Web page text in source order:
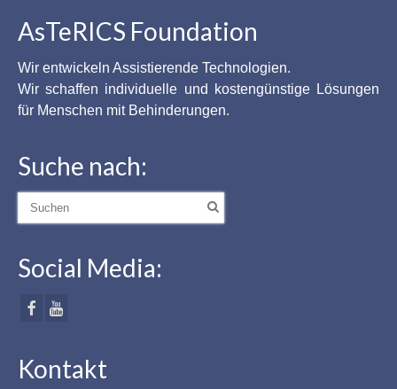
AsTeRICS Foundation
Wir entwickeln Assistierende Technologien.
Wir schaffen individuelle und kostengünstige Lösungen
für Menschen mit Behinderungen.
Suche nach:
Suche
Social Media:
Kontakt